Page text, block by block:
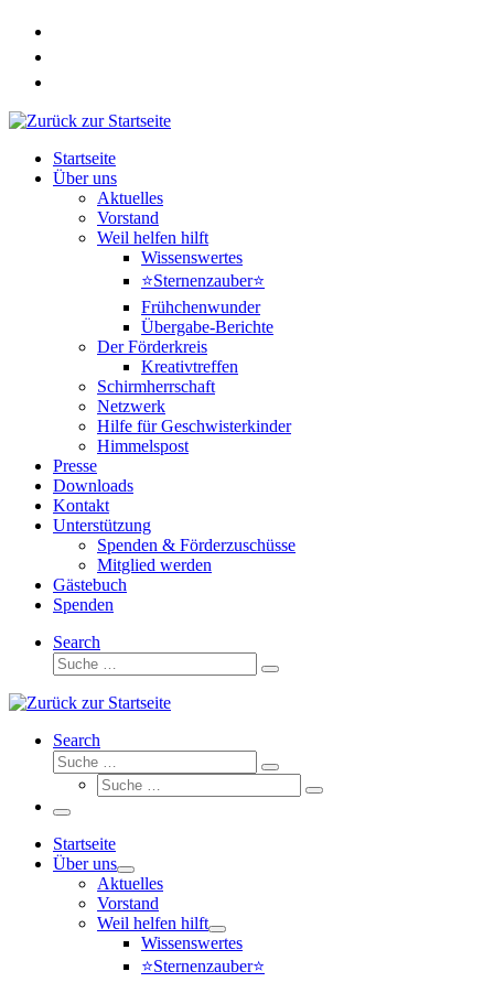
Zum
springen
Startseite
Über uns
Aktuelles
Vorstand
Weil helfen hilft
Wissenswertes
⭐Sternenzauber⭐
Frühchenwunder
Übergabe-Berichte
Der Förderkreis
Kreativtreffen
Schirmherrschaft
Netzwerk
Hilfe für Geschwisterkinder
Himmelspost
Presse
Downloads
Kontakt
Unterstützung
Spenden & Förderzuschüsse
Mitglied werden
Gästebuch
Spenden
Search
Suche
Suche
Search
Suche
Suche
Suche
Suche
Menü
Startseite
Über uns
Aktuelles
Vorstand
Weil helfen hilft
Wissenswertes
⭐Sternenzauber⭐